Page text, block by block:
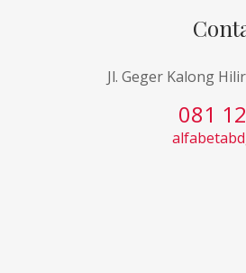
Jl. Geger Kalong
081